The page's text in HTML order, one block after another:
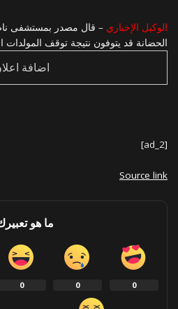
الوكيل الإخباري – قال مصدر بمستشفى
الحضانة قد يتوفون نتيجة توقف المولدات
اضافة
[ad_2]
Source link
ما هو
0
0
0